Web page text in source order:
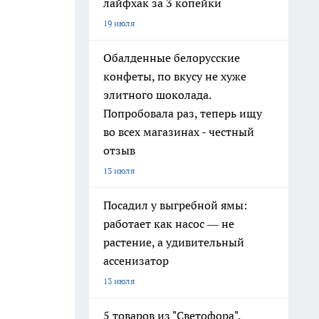
лайфхак за 3 копейки
19 июля
Обалденные белорусские
конфеты, по вкусу не хуже
элитного шоколада.
Попробовала раз, теперь ищу
во всех магазинах - честный
отзыв
13 июля
Посадил у выгребной ямы:
работает как насос — не
растение, а удивительный
ассенизатор
13 июля
5 товаров из "Светофора",